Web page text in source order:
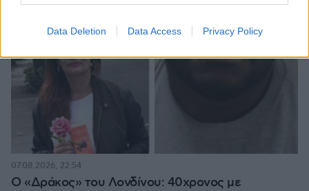
Data Deletion Data Access Privacy Policy
Ο «Δράκος» του Λονδίνου: 40χρονος με
07.08.2026, 22:54